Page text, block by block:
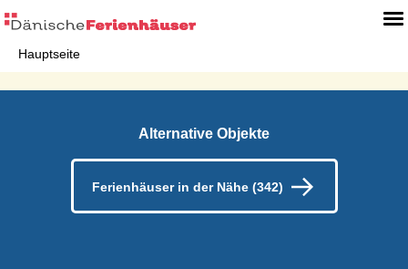
Hauptseite
Alternative Objekte
Ferienhäuser in der Nähe (342)